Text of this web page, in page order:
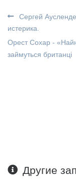
Сергей
истерика.
Орест Сохар -
займуться британці
Другие